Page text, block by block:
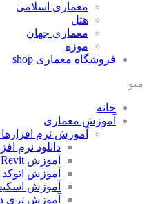
معماری اسلامی
هتل
معماری جهان
موزه
فروشگاه معماری shop
منو
خانه
آموزش معماری
آموزش نرم
دانلود نرم
آموزش Revit
آموزش اتوکد Auto CAD
آموزش
آموزش